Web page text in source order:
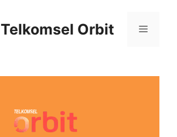
Telkomsel Orbit